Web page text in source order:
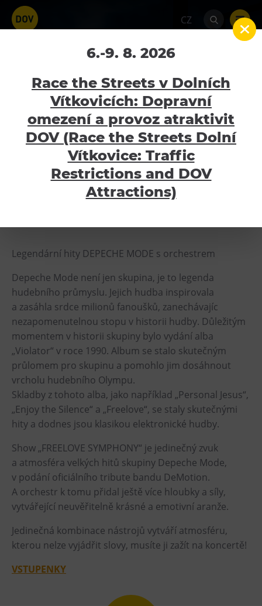
CZ
TRIBUTE TO CLASSIC
DEPECHE MODE –
FREELOVE SYMHONY
SHOW S ORCHESTREM
Home Kalendář akcí
TRIBUTE TO CLASSIC
DEPECHE MODE – FREELOVE SYMHONY SHOW
S ORCHESTREM
20.10.2024
Atraktivity
Bolt Tower
Velký svět techniky
Malý svět techniky U6
Gong
Hornické muzeum
Heligonka
HopJump
Lezecká stěna
Národní zemědělské muzeum
Fajna Dilna
FUTUREUM
Prohlídky
Dolní Vítkovice
Občerstvení
Bolt Café
Kavárna Velký Svět techniky
L’Osteria
PECKA DOV
Restaurace VP ART
CØKAFE Dolní Vítkovice
Legendární hity DEPECHE MODE s orchestrem
Depeche Mode není jen skupina, je to legenda
hudebního průmyslu. Jejich hudba inspirovala
a zasáhla srdce milionů fanoušků, zanechávajíc
nezapomenutelnou stopu v historii hudby. Důležitým
momentem v historii skupiny bylo vydání alba
„Violator“ v roce 1990. Album se stalo skutečným
průlomem pro skupinu a pomohlo jim dosáhnout
vrcholu hudebního Olympu.
Skladby z tohoto alba, jako například „Personal Jesus“,
„Enjoy the Silence“ a „Freelove“, se staly skutečnými
hity a dodnes jsou klasikou elektronické hudby.
Show „FREELOVE SYMPHONY“ je jedinečný zvuk
a atmosféra velkých hitů skupiny Depeche Mode,
v podání oficiálního tribute bandu DeMotion.
A orchestr k tomu přidal ještě více hloubky a síly,
vytvářející neuvěřitelně krásné a emotivní aranže.
Jedinečná kombinace nástrojů vytváří atmosféru,
kterou nelze vyjádřit slovy, musíte ji zažít na koncertě!
VSTUPENKY
6.-9. 8. 2026
Race the Streets v Dolních
Vítkovicích: Dopravní
omezení a provoz atraktivit
DOV (Race the Streets Dolní
Vítkovice: Traffic
Restrictions and DOV
Attractions)